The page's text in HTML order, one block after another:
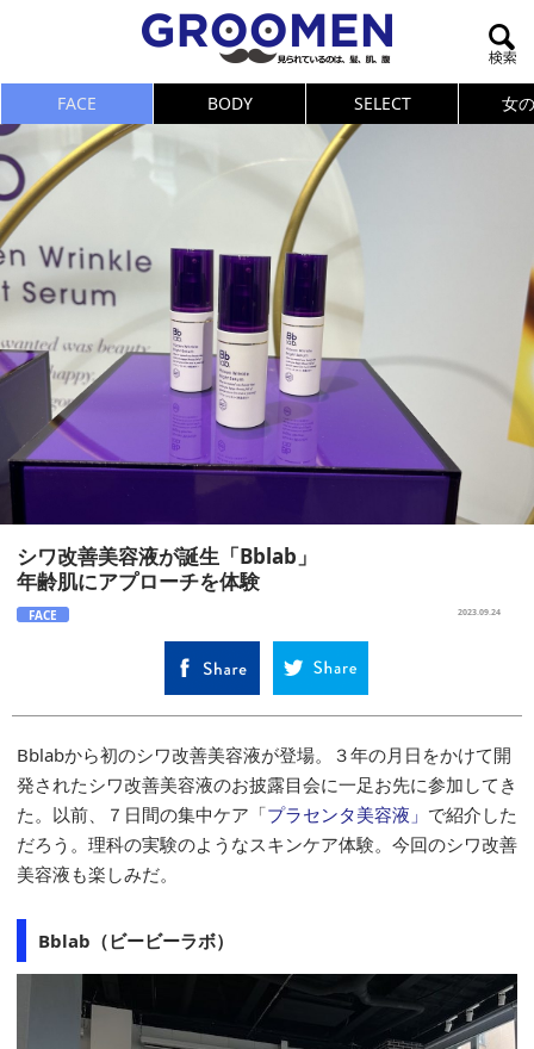
FACE BODY SELECT 女
シワ改善美容液が誕生「Bblab」
年齢肌にアプローチを体験
FACE 2023.09.24
Bblabから初のシワ改善美容液が登場。３年の月日をかけて開
発されたシワ改善美容液のお披露目会に一足お先に参加してき
た。以前、７日間の集中ケア「プラセンタ美容液」 で紹介した
だろう。理科の実験のようなスキンケア体験。今回のシワ改善
美容液も楽しみだ。
Bblab（ビービーラボ）